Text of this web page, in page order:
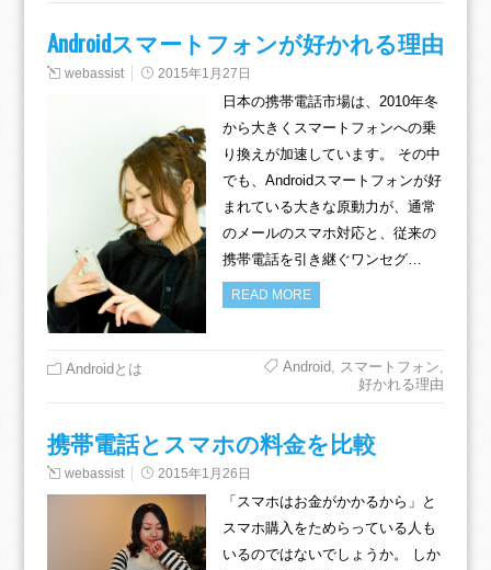
Androidスマートフォンが好かれる理由
webassist 2015年1月27日
日本の携帯電話市場は、2010年冬
から大きくスマートフォンへの乗
り換えが加速しています。 その中
でも、Androidスマートフォンが好
まれている大きな原動力が、通常
のメールのスマホ対応と、従来の
携帯電話を引き継ぐワンセグ…
READ MORE
Androidとは Android スマートフォン
好かれる理由
携帯電話とスマホの料金を比較
webassist 2015年1月26日
「スマホはお金がかかるから」と
スマホ購入をためらっている人も
いるのではないでしょうか。 しか